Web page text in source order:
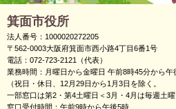
箕面市役所
法人番号：1000020272205
〒562-0003大阪府箕面市西小路4丁目6番1号
電話：072-723-2121（代表）
業務時間：月曜日から金曜日 午前8時45分から午
（祝日・休日、12月29日から1月3日を除く。
一部窓口は第2・第4土曜日＜3月・4月は毎週土曜
窓口受付時間：午前9時から午後5時